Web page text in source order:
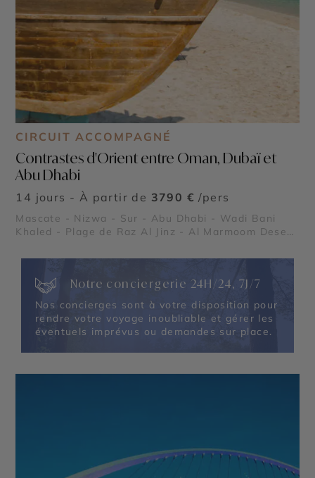
CIRCUIT ACCOMPAGNÉ
Contrastes d'Orient entre Oman, Dubaï et
Abu Dhabi
14 jours - À partir de 3790 € /pers
Mascate - Nizwa - Sur - Abu Dhabi - Wadi Bani
Khaled - Plage de Raz Al Jinz - Al Marmoom Desert
the Future - Dubaï Marina - Burj Al Arab - Madinat
Historical District - Dubai Miracle Garden - The
Frame - Palm Jumeirah - Dubaï Mall & Fontaine de
Dubaï - Wadi Ghalilah - Al Zorah Nature Reserve -
Mleiha Archaeological Centre - Sir Bani Yas Island
- Qasr Al Watan - Qasr Al Hosn - Mosquée Sheikh
Zayed - Masdar City - Mangrove National Park -
Notre conciergerie 24H/24, 7J/7
Nos concierges sont à votre disposition pour
rendre votre voyage inoubliable et gérer les
éventuels imprévus ou demandes sur place.